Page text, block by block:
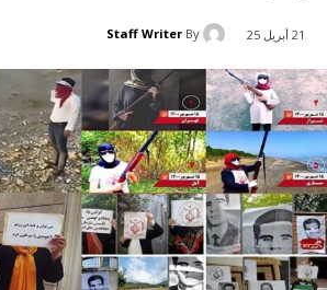
21 أبريل 25 By
Staff Writer